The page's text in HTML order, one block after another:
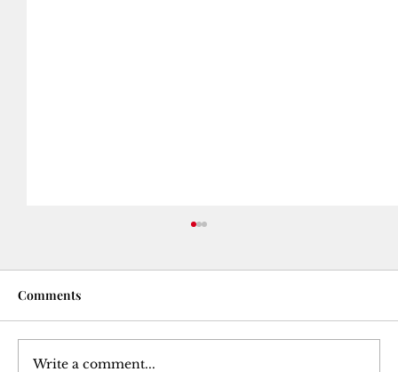
Destana Gilgamêş
Comments
Write a comment...